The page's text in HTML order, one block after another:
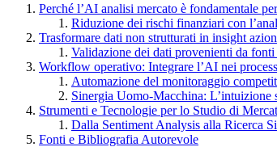
Perché l’AI analisi mercato è fondamentale
Riduzione dei rischi finanziari con
Trasformare dati non strutturati in insight
Validazione dei dati provenienti da fonti
Workflow operativo: Integrare l’AI nei
Automazione del monitoraggio
Sinergia Uomo-Macchina: L’intuizione
Strumenti e Tecnologie per lo Studio di
Dalla Sentiment Analysis alla Ricerca
Fonti e Bibliografia Autorevole